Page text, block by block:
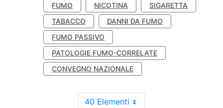
FUMO NICOTINA
SIGARETTA
TABACCO
DANNI DA FUMO
FUMO PASSIVO
PATOLOGIE FUMO-CORRELATE
CONVEGNO NAZIONALE
40 Elementi